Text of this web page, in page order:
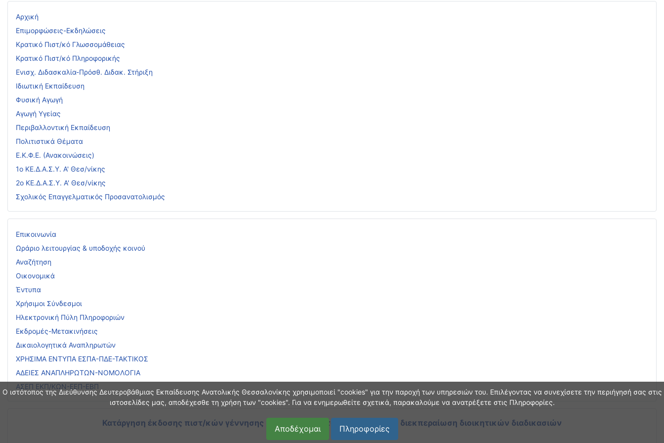
Ο ιστότοπος της Διεύθυνσης Δευτεροβάθμιας Εκπαίδευσης Ανατολικής Θεσσαλονίκης χρησιμοποιεί "cookies" για την παροχή των υπηρεσιών του. Επιλέγοντας να συνεχίσετε την περιήγησή σας στις
ιστοσελίδες μας, αποδέχεσθε τη χρήση των "cookies". Για να ενημερωθείτε σχετικά, παρακαλούμε να ανατρέξετε στις Πληροφορίες.
Αποδέχομαι Πληροφορίες
Αρχική
Επιμορφώσεις-Εκδηλώσεις
Κρατικό Πιστ/κό Γλωσσομάθειας
Κρατικό Πιστ/κό Πληροφορικής
Ενισχ. Διδασκαλία-Πρόσθ. Διδακ. Στήριξη
Ιδιωτική Εκπαίδευση
Φυσική Αγωγή
Αγωγή Υγείας
Περιβαλλοντική Εκπαίδευση
Πολιτιστικά Θέματα
Ε.Κ.Φ.Ε. (Ανακοινώσεις)
1ο ΚΕ.Δ.Α.Σ.Υ. Α' Θεσ/νίκης
2ο ΚΕ.Δ.Α.Σ.Υ. Α' Θεσ/νίκης
Σχολικός Επαγγελματικός Προσανατολισμός
Επικοινωνία
Ωράριο λειτουργίας & υποδοχής κοινού
Αναζήτηση
Οικονομικά
Έντυπα
Χρήσιμοι Σύνδεσμοι
Ηλεκτρονική Πύλη Πληροφοριών
Εκδρομές-Μετακινήσεις
Δικαιολογητικά Αναπληρωτών
ΧΡΗΣΙΜΑ ΕΝΤΥΠΑ ΕΣΠΑ-ΠΔΕ-ΤΑΚΤΙΚΟΣ
ΑΔΕΙΕΣ ΑΝΑΠΛΗΡΩΤΩΝ-ΝΟΜΟΛΟΓΙΑ
ΑΣΕΠ ΕΚΠ/ΚΩΝ-ΕΕΠ-ΕΒΠ
Κατάργηση έκδοσης πιστ/κών γέννησης και οικογεν. κατάστασης κατά τη διεκπεραίωση διοικητικών διαδικασιών